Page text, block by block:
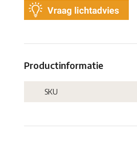
Productinformatie
SKU